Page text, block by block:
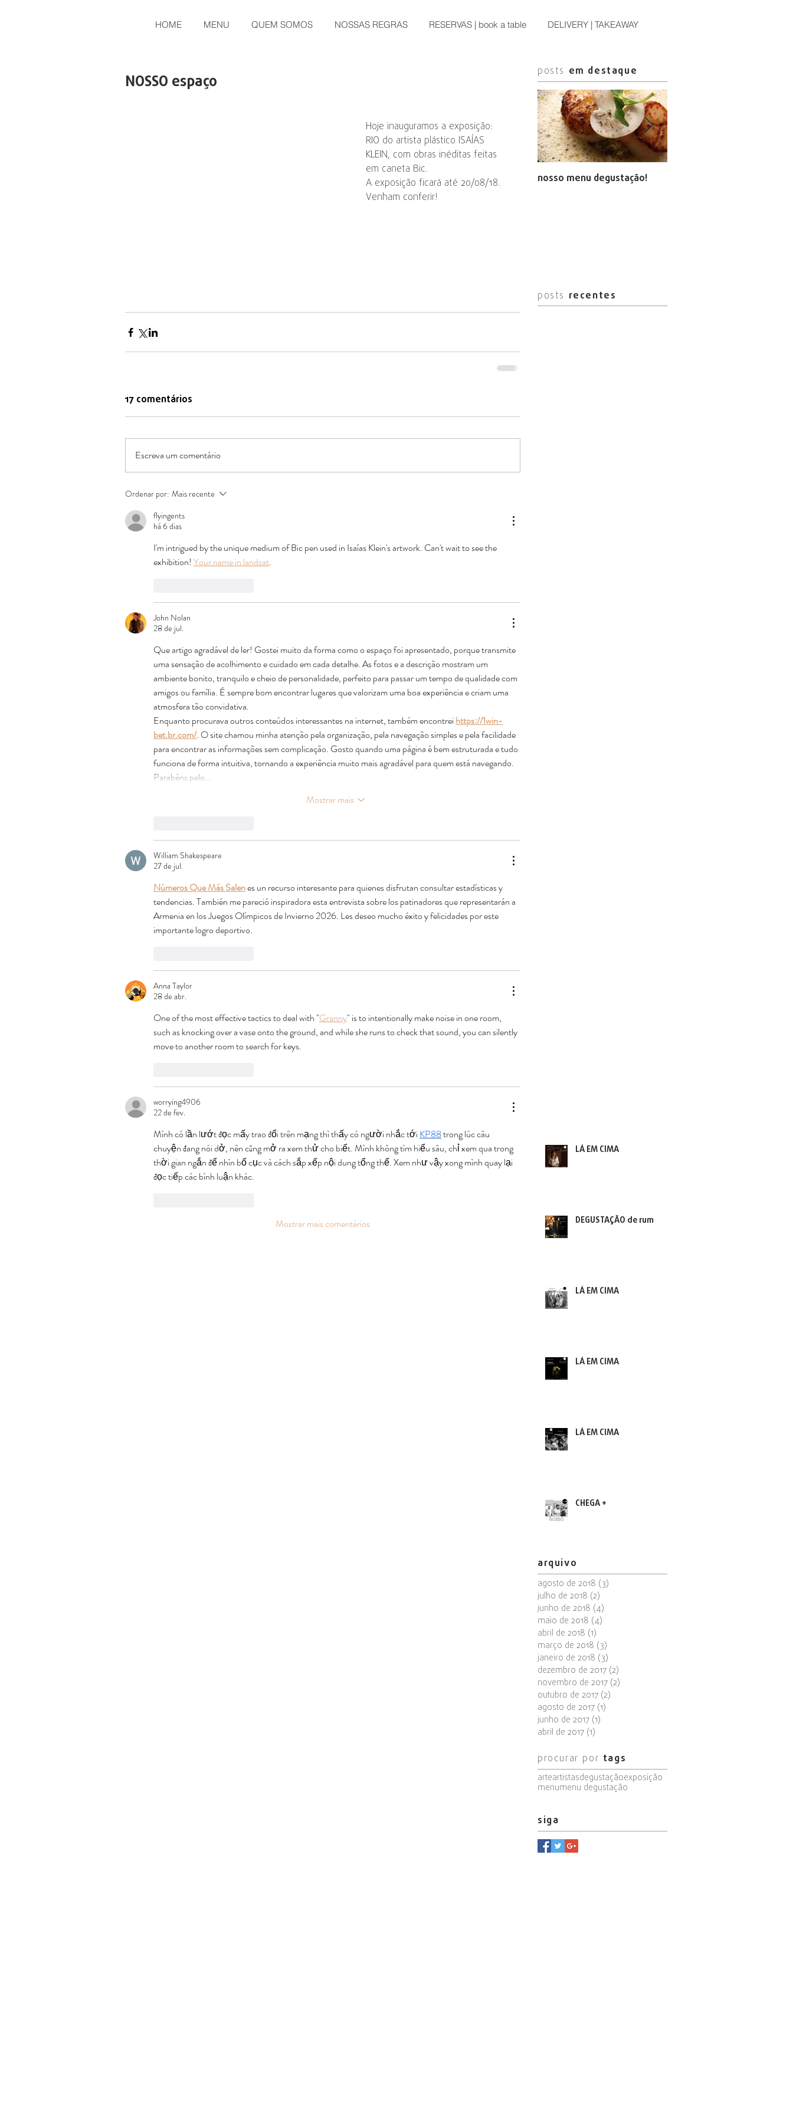
HOME MENU QUEM SOMOS NOSSAS REGRAS RESERVAS | book a table DELIVERY | TAKEAWAY
NOSSO espaço
Hoje inauguramos a exposição:
RIO do artista plástico ISAÍAS
KLEIN, com obras inéditas feitas
em caneta Bic.
A exposição ficará até 20/08/18.
Venham conferir!
17 comentários
Escreva um comentário
Ordenar por: Mais recente
flyingents
há 6 dias
I'm intrigued by the unique medium of Bic pen used in Isaías Klein's artwork. Can't wait to see the
exhibition! Your name in landsat.
John Nolan
28 de jul.
Que artigo agradável de ler! Gostei muito da forma como o espaço foi apresentado, porque transmite
uma sensação de acolhimento e cuidado em cada detalhe. As fotos e a descrição mostram um
ambiente bonito, tranquilo e cheio de personalidade, perfeito para passar um tempo de qualidade com
amigos ou família. É sempre bom encontrar lugares que valorizam uma boa experiência e criam uma
atmosfera tão convidativa.
Enquanto procurava outros conteúdos interessantes na internet, também encontrei https://1win-
bet.br.com/. O site chamou minha atenção pela organização, pela navegação simples e pela facilidade
para encontrar as informações sem complicação. Gosto quando uma página é bem estruturada e tudo
funciona de forma intuitiva, tornando a experiência muito mais agradável para quem está navegando.
Parabéns pelo…
Mostrar mais
William Shakespeare
27 de jul.
Números Que Más Salen es un recurso interesante para quienes disfrutan consultar estadísticas y
tendencias. También me pareció inspiradora esta entrevista sobre los patinadores que representarán a
Armenia en los Juegos Olímpicos de Invierno 2026. Les deseo mucho éxito y felicidades por este
importante logro deportivo.
Anna Taylor
28 de abr.
One of the most effective tactics to deal with "Granny" is to intentionally make noise in one room,
such as knocking over a vase onto the ground, and while she runs to check that sound, you can silently
move to another room to search for keys.
worrying4906
22 de fev.
Mình có lần lướt đọc mấy trao đổi trên mạng thì thấy có người nhắc tới KP88 trong lúc câu
chuyện đang nói dở, nên cũng mở ra xem thử cho biết. Mình không tìm hiểu sâu, chỉ xem qua trong
thời gian ngắn để nhìn bố cục và cách sắp xếp nội dung tổng thể. Xem như vậy xong mình quay lại
đọc tiếp các bình luận khác.
Mostrar mais comentários
posts em destaque
nosso menu degustação!
posts recentes
LÁ EM CIMA
DEGUSTAÇÃO de rum
LÁ EM CIMA
LÁ EM CIMA
LÁ EM CIMA
CHEGA +
arquivo
agosto de 2018 (3)
julho de 2018 (2)
junho de 2018 (4)
maio de 2018 (4)
abril de 2018 (1)
março de 2018 (3)
janeiro de 2018 (3)
dezembro de 2017 (2)
novembro de 2017 (2)
outubro de 2017 (2)
agosto de 2017 (1)
junho de 2017 (1)
abril de 2017 (1)
procurar por tags
arteartistasdegustaçãoexposição
menumenu degustação
siga